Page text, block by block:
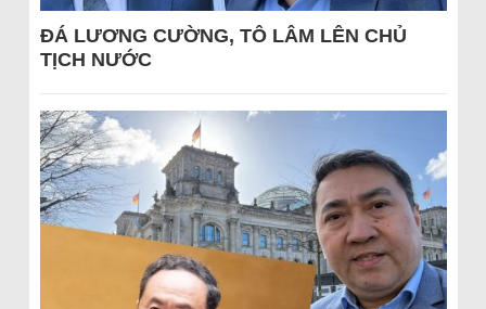
ĐÁ LƯƠNG CƯỜNG, TÔ LÂM LÊN CHỦ
TỊCH NƯỚC